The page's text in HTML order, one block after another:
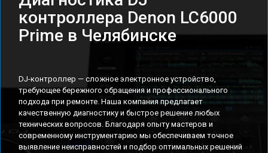
контроллера Denon LC6000
Prime в Челябинске
DJ-контроллер — сложное электронное устройство,
требующее бережного обращения и профессионального
подхода при ремонте. Наша компания предлагает
качественную диагностику и быстрое решение любых
технических вопросов. Благодаря опыту мастеров и
современному инструментарию мы обеспечиваем точное
выявление неисправностей и подбор оптимальных решений